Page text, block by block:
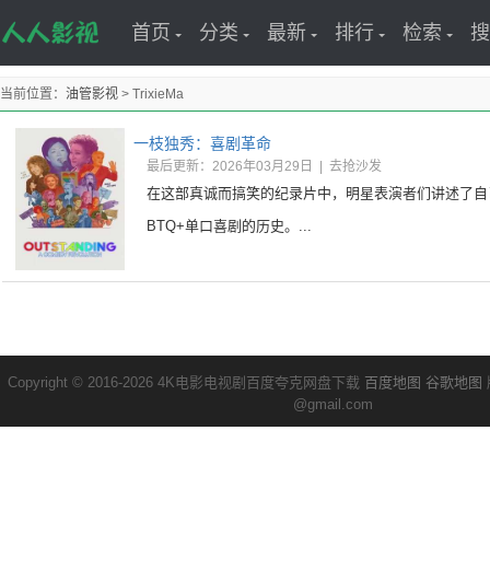
首页 分类 最新 排行 检索
当前位置： 油管影视 > TrixieMa
一枝独秀：喜剧革命
最后更新：2026年03月29日 去抢沙发
在这部真诚而搞笑的纪录片中，明星表演者们讲述了
BTQ+单口喜剧的历史。...
Copyright © 2016-2026 4K电影电视剧百度夸克网盘下载 百度地图 谷歌地图
@gmail.com